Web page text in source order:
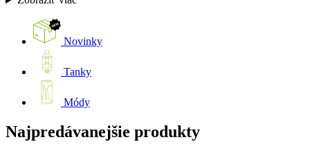
Novinky
Tanky
Módy
Najpredávanejšie produkty